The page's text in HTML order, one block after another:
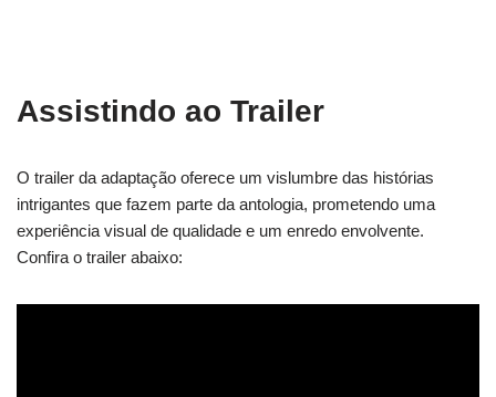
Assistindo ao Trailer
O trailer da adaptação oferece um vislumbre das histórias
intrigantes que fazem parte da antologia, prometendo uma
experiência visual de qualidade e um enredo envolvente.
Confira o trailer abaixo: